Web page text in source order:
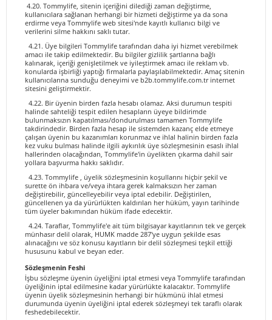
4.20. Tommylife, sitenin içeriğini dilediği zaman değiştirme,
kullanıcılara sağlanan herhangi bir hizmeti değiştirme ya da sona
erdirme veya Tommylife web sitesi'nde kayıtlı kullanıcı bilgi ve
verilerini silme hakkını saklı tutar.
4.21. Üye bilgileri Tommylife tarafından daha iyi hizmet verebilmek
amacı ile takip edilmektedir. Bu bilgiler gizlilik şartlarına bağlı
kalınarak, içeriği genişletilmek ve iyileştirmek amacı ile reklam vb.
konularda işbirliği yaptığı firmalarla paylaşılabilmektedir. Amaç sitenin
kullanıcılarına sunduğu deneyimi ve b2b.tommylife.com.tr internet
sitesini geliştirmektir.
4.22. Bir üyenin birden fazla hesabı olamaz. Aksi durumun tespiti
halinde sahteliği tespit edilen hesapların üyeye bildirimde
bulunmaksızın kapatılması/dondurulması tamamen Tommylife
takdirindedir. Birden fazla hesap ile sistemden kazanç elde etmeye
çalışan üyenin bu kazanımları korunmaz ve ihlal halinin birden fazla
kez vuku bulması halinde ilgili aykırılık üye sözleşmesinin esaslı ihlal
hallerinden olacağından, Tommylife'in üyelikten çıkarma dahil sair
yollara başvurma hakkı saklıdır.
4.23. Tommylife , üyelik sözleşmesinin koşullarını hiçbir şekil ve
surette ön ihbara ve/veya ihtara gerek kalmaksızın her zaman
değiştirebilir, güncelleyebilir veya iptal edebilir. Değiştirilen,
güncellenen ya da yürürlükten kaldırılan her hüküm, yayın tarihinde
tüm üyeler bakımından hüküm ifade edecektir.
4.24. Taraflar, Tommylife'e ait tüm bilgisayar kayıtlarının tek ve gerçek
münhasır delil olarak, HUMK madde 287'ye uygun şekilde esas
alınacağını ve söz konusu kayıtların bir delil sözleşmesi teşkil ettiği
hususunu kabul ve beyan eder.
Sözleşmenin Feshi
İşbu sözleşme üyenin üyeliğini iptal etmesi veya Tommylife tarafından
üyeliğinin iptal edilmesine kadar yürürlükte kalacaktır. Tommylife
üyenin üyelik sözleşmesinin herhangi bir hükmünü ihlal etmesi
durumunda üyenin üyeliğini iptal ederek sözleşmeyi tek taraflı olarak
feshedebilecektir.